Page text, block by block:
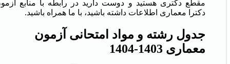
مقطع دکتری هستید و دوست دارید در رابطه با منابع
دکترا معماری اطلاعات داشته باشید، با ما همراه باشید.
جدول رشته و مواد امتحانی آزمون
معماری 1403-1404